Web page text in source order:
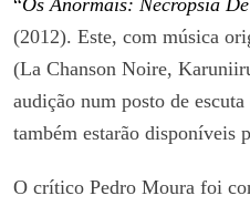
(2012). Este, com música
(La Chanson Noire,
audição num posto de
também estarão disponíveis
O crítico Pedro Moura foi